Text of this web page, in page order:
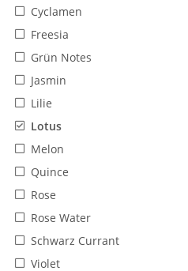
Cyclamen
Freesia
Grün Notes
Jasmin
Lilie
Lotus
Melon
Quince
Rose
Rose Water
Schwarz Currant
Violet